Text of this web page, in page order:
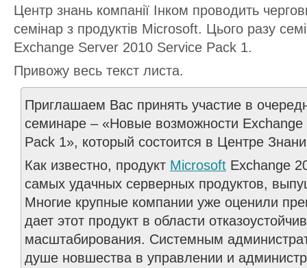
Центр знань компанії Інком проводить
семінар з продуктів Microsoft. Цього разу
Exchange Server 2010 Service Pack 1.
Привожу весь текст листа.
Приглашаем Вас принять участие в
семинаре – «Новые возможности
Pack 1», который состоится в Центре
Как известно, продукт Microsoft Exchange
самых удачных серверных продуктов,
Многие крупные компании уже оценили
дает этот продукт в области
масштабирования. Системным
душе новшества в управлении и